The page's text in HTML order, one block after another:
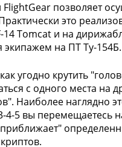
FlightGear позволяет
это
14 Tomcat и на
экипажем на ПТ Ту-154Б.
угодно крутить
с одного места на
Наиболее наглядно
4-5 вы перемещаетесь